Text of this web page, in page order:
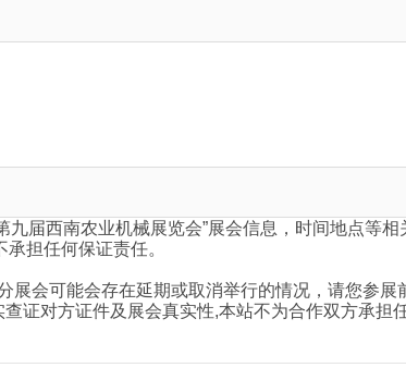
届西南农业机械展览会”展会信息，时间地点等
担任何保证责任。
会可能会存在延期或取消举行的情况，请您参
证对方证件及展会真实性,本站不为合作双方承担